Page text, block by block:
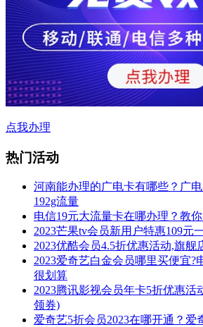
点我办理
热门活动
河南能办理的广电卡有哪些？广
192g流量
电信19元大流量卡在哪办理？教
2023芒果tv会员新用户特惠109元
2023优酷会员4.5折优惠活动,旗舰
2023爱奇艺白金会员哪里买便宜?
很划算
2023腾讯影视会员年卡5折优惠活
领券)
爱奇艺5折会员2023在哪开通？爱